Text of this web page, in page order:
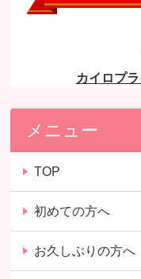
メニュー
TOP
初めての方へ
お久しぶりの方へ